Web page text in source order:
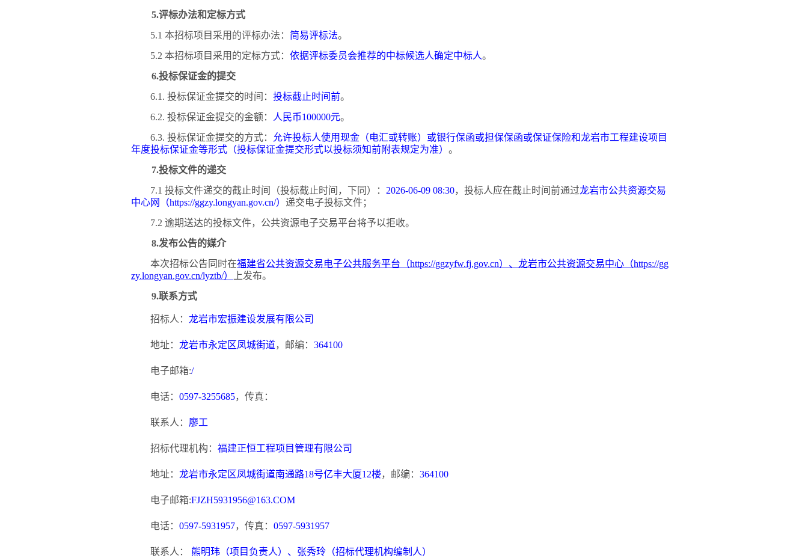
5.评标办法和定标方式
5.1 本招标项目采用的评标办法： 简易评标法。
5.2 本招标项目采用的定标方式： 依据评标委员会推荐的中标候选人确定中标人。
6.投标保证金的提交
6.1. 投标保证金提交的时间： 投标截止时间前。
6.2. 投标保证金提交的金额：
人民币100000元。
6.3. 投标保证金提交的方式：
允许投标人使用现金（电汇或转账）或银行保函或担保保函或保证保险和龙岩市工程建设项目
年度投标保证金等形式（投标保证金提交形式以投标须知前附表规定为准） 。
7.投标文件的递交
7.1 投标文件递交的截止时间（投标截止时间，下同）： 2026-06-09 08:30，投标人应在截止时间前通过龙岩市公共资源交易
中心网（https://ggzy.longyan.gov.cn/） 递交电子投标文件；
7.2 逾期送达的投标文件，公共资源电子交易平台将予以拒收。
8.发布公告的媒介
本次招标公告同时在福建省公共资源交易电子公共服务平台（https://ggzyfw.fj.gov.cn）、龙岩市公共资源交易中心（https://gg
zy.longyan.gov.cn/lyztb/）
上发布。
9.联系方式
招标人： 龙岩市宏振建设发展有限公司
地址： 龙岩市永定区凤城街道，邮编： 364100
电子邮箱:/
电话： 0597-3255685，传真：
联系人： 廖工
招标代理机构： 福建正恒工程项目管理有限公司
地址： 龙岩市永定区凤城街道南通路18号亿丰大厦12楼，邮编： 364100
电子邮箱:FJZH5931956@163.COM
电话： 0597-5931957，传真： 0597-5931957
联系人： 熊明玮（项目负责人）、张秀玲（招标代理机构编制人）